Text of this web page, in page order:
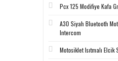
Pcx 125 Modifiye Kafa
A30 Siyah Bluetooth
Intercom
Motosiklet Isıtmalı